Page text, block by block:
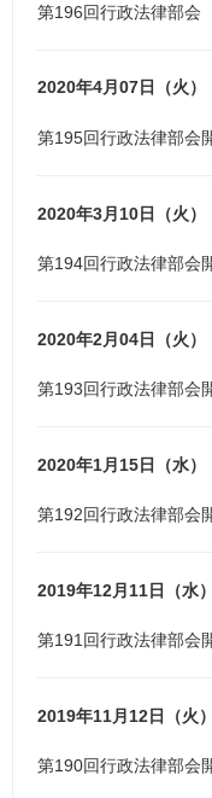
第196回行政法律部
2020年4月07日（火）
第195回行政法律部会
2020年3月10日（火）
第194回行政法律部会
2020年2月04日（火）
第193回行政法律部会
2020年1月15日（水）
第192回行政法律部会
2019年12月11日（水）
第191回行政法律部会
2019年11月12日（火）
第190回行政法律部会